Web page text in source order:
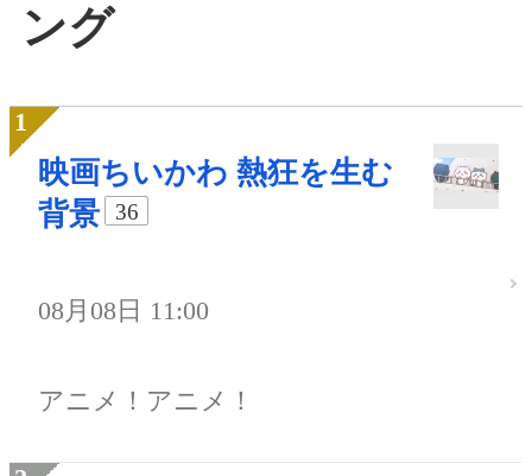
ング
映画ちいかわ 熱狂を生む
背景
36
08月08日 11:00
アニメ！アニメ！